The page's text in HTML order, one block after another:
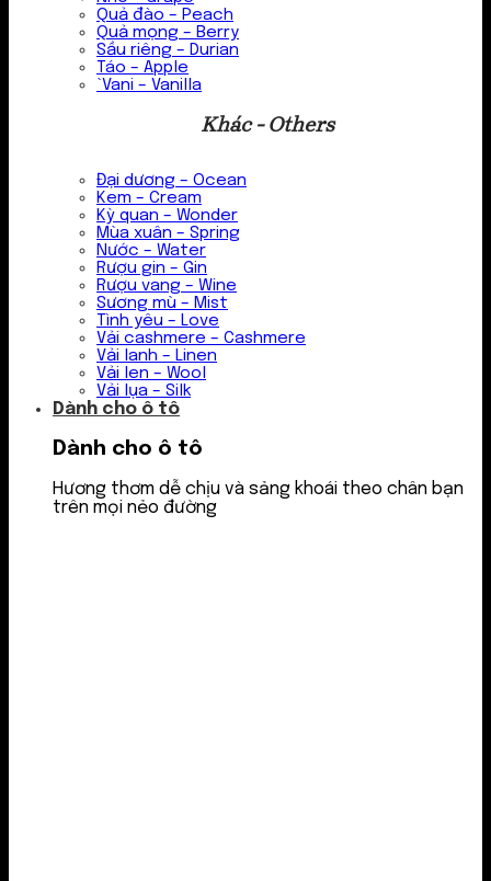
Quả đào – Peach
Quả mọng – Berry
Sầu riêng – Durian
Táo – Apple
`Vani – Vanilla
Khác - Others
Đại dương – Ocean
Kem – Cream
Kỳ quan – Wonder
Mùa xuân – Spring
Nước – Water
Rượu gin – Gin
Rượu vang – Wine
Sương mù – Mist
Tình yêu – Love
Vải cashmere – Cashmere
Vải lanh – Linen
Vải len – Wool
Vải lụa – Silk
Dành cho ô tô
Dành cho ô tô
Hương thơm dễ chịu và sảng khoái theo chân bạn
trên mọi nẻo đường